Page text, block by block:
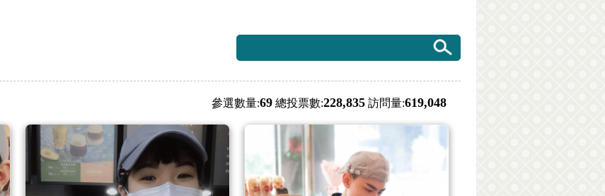
參選數量:69 總投票數:228,835 訪問量:619,048